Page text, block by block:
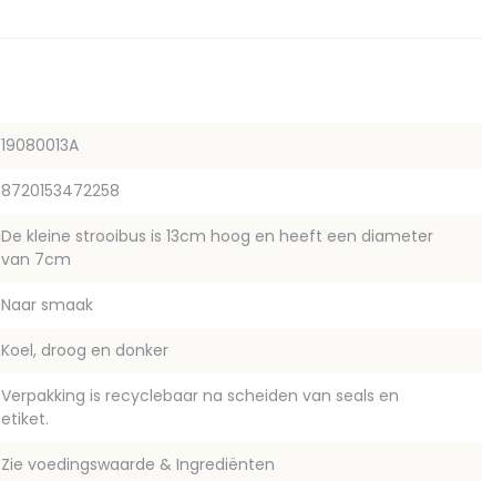
19080013A
8720153472258
De kleine strooibus is 13cm hoog en heeft een diameter
van 7cm
Naar smaak
Koel, droog en donker
Verpakking is recyclebaar na scheiden van seals en
etiket.
Zie voedingswaarde & Ingrediënten